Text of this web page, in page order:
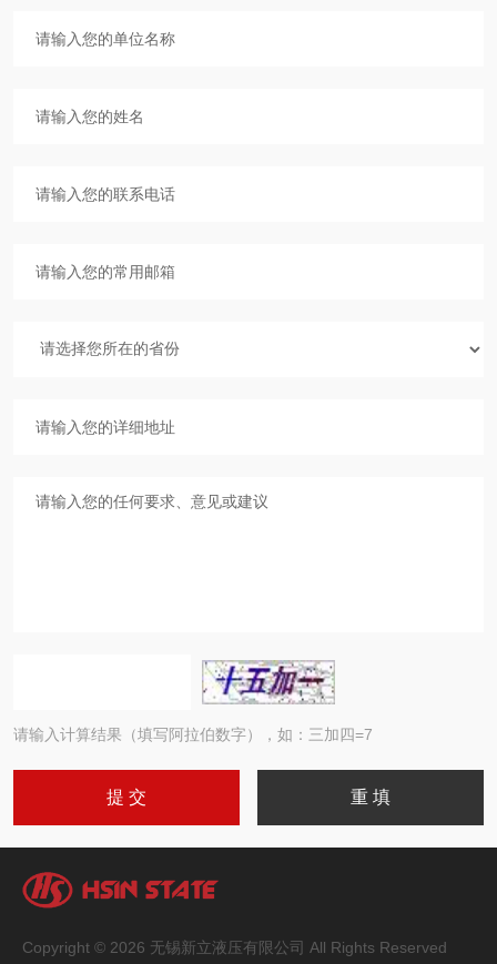
请输入计算结果（填写阿拉伯数字），如：三加四=7
Copyright © 2026 无锡新立液压有限公司 All Rights Reserved